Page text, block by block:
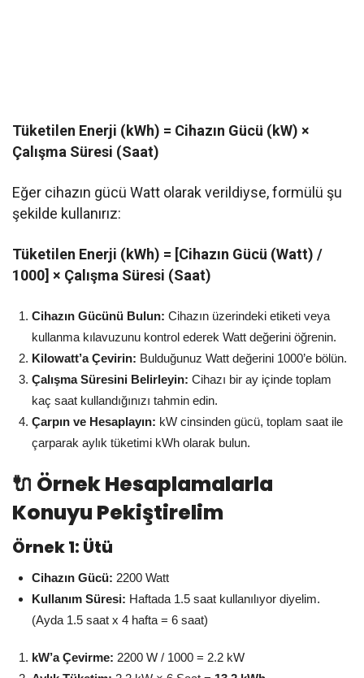
Tüketilen Enerji (kWh) = Cihazın Gücü (kW) ×
Çalışma Süresi (Saat)
Eğer cihazın gücü Watt olarak verildiyse, formülü şu
şekilde kullanırız:
Tüketilen Enerji (kWh) = [Cihazın Gücü (Watt) /
1000] × Çalışma Süresi (Saat)
Cihazın Gücünü Bulun: Cihazın üzerindeki etiketi veya
kullanma kılavuzunu kontrol ederek Watt değerini öğrenin.
Kilowatt’a Çevirin: Bulduğunuz Watt değerini 1000’e bölün.
Çalışma Süresini Belirleyin: Cihazı bir ay içinde toplam
kaç saat kullandığınızı tahmin edin.
Çarpın ve Hesaplayın: kW cinsinden gücü, toplam saat ile
çarparak aylık tüketimi kWh olarak bulun.
🔌 Örnek Hesaplamalarla
Konuyu Pekiştirelim
Örnek 1: Ütü
Cihazın Gücü: 2200 Watt
Kullanım Süresi: Haftada 1.5 saat kullanılıyor diyelim.
(Ayda 1.5 saat x 4 hafta = 6 saat)
kW’a Çevirme: 2200 W / 1000 = 2.2 kW